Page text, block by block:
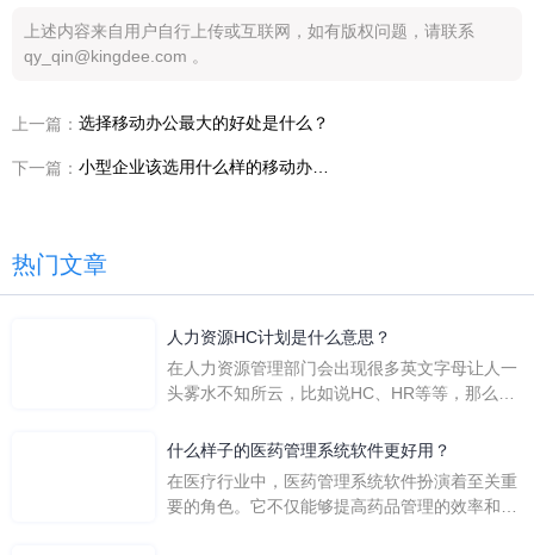
上述内容来自用户自行上传或互联网，如有版权问题，请联系
qy_qin@kingdee.com 。
上一篇： 选择移动办公最大的好处是什么？
下一篇：
热门文章
人力资源HC计划是什么意思？
在人力资源管理部门会出现很多英文字母让人一
头雾水不知所云，比如说HC、HR等等，那么它
么呢？
什么样子的医药管理系统软件更好用？
在医疗行业中，医药管理系统软件扮演着至关重
要的角色。它不仅能够提高药品管理的效率和准